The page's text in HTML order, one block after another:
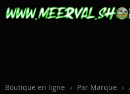
Accueil
Contact
Boutique en ligne › Par Marque ›